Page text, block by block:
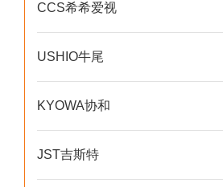
CCS希希爱视
USHIO牛尾
KYOWA协和
JST吉斯特